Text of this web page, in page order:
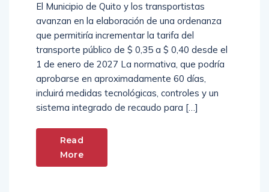
El Municipio de Quito y los transportistas
avanzan en la elaboración de una ordenanza
que permitiría incrementar la tarifa del
transporte público de $ 0,35 a $ 0,40 desde el
1 de enero de 2027 La normativa, que podría
aprobarse en aproximadamente 60 días,
incluirá medidas tecnológicas, controles y un
sistema integrado de recaudo para […]
Read
More